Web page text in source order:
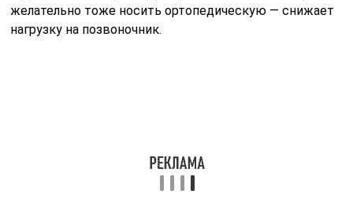
желательно тоже носить ортопедическую — снижает
нагрузку на позвоночник.
могли к нему приходить периодически. Хорошо, когда
массажист проверенный и привычный, знает ваши